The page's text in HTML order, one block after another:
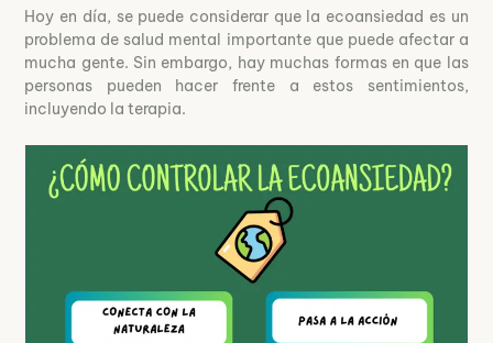
Hoy en día, se puede considerar que la ecoansiedad es un
problema de salud mental importante que puede afectar a
mucha gente. Sin embargo, hay muchas formas en que las
personas pueden hacer frente a estos sentimientos,
incluyendo la terapia.